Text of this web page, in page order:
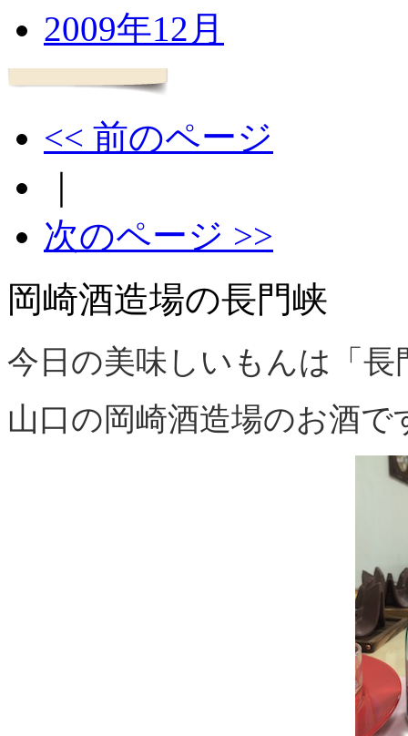
2009年12月
<< 前のページ
次のページ >>
岡崎酒造場の長門峡
今日の美味しいもんは「長
山口の岡崎酒造場のお酒で